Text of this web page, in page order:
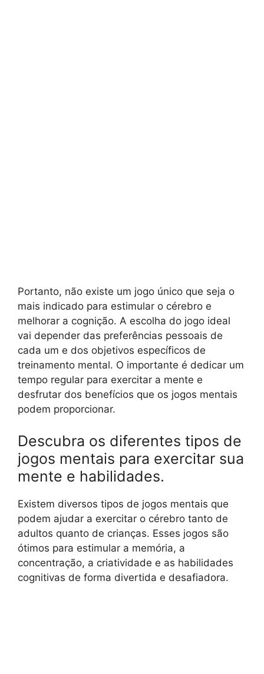
Portanto, não existe um jogo único que seja o
mais indicado para estimular o cérebro e
melhorar a cognição. A escolha do jogo ideal
vai depender das preferências pessoais de
cada um e dos objetivos específicos de
treinamento mental. O importante é dedicar um
tempo regular para exercitar a mente e
desfrutar dos benefícios que os jogos mentais
podem proporcionar.
Descubra os diferentes tipos de
jogos mentais para exercitar sua
mente e habilidades.
Existem diversos tipos de jogos mentais que
podem ajudar a exercitar o cérebro tanto de
adultos quanto de crianças. Esses jogos são
ótimos para estimular a memória, a
concentração, a criatividade e as habilidades
cognitivas de forma divertida e desafiadora.